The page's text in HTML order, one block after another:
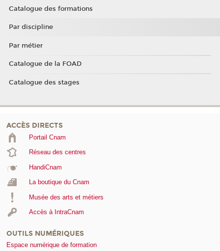
Catalogue des formations
Par discipline
Par métier
Catalogue de la FOAD
Catalogue des stages
ACCÈS DIRECTS
Portail Cnam
Réseau des centres
HandiCnam
La boutique du Cnam
Musée des arts et métiers
Accès à IntraCnam
OUTILS NUMÉRIQUES
Espace numérique de formation